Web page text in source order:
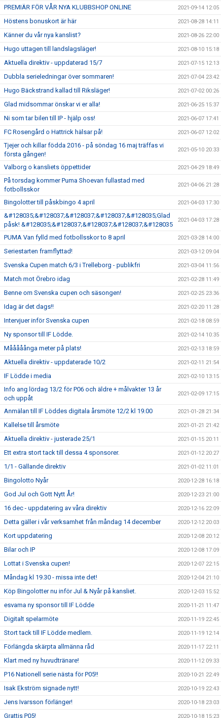
PREMIÄR FÖR VÅR NYA KLUBBSHOP ONLINE 2021-09-14 12:05
Höstens bonuskort är här 2021-08-28 14:11
Känner du vår nya kanslist? 2021-08-26 22:00
Hugo uttagen till landslagsläger! 2021-08-10 15:18
Aktuella direktiv - uppdaterad 15/7 2021-07-15 12:13
Dubbla serieledningar över sommaren! 2021-07-04 23:42
Hugo Bäckstrand kallad till Riksläger! 2021-07-02 00:26
Glad midsommar önskar vi er alla! 2021-06-25 15:37
Ni som tar bilen till IP - hjälp oss! 2021-06-07 17:41
FC Rosengård o Hattrick hälsar på! 2021-06-07 12:02
Tjejer och killar födda 2016 - på söndag 16 maj träffas vi
första gången!
2021-05-10 20:33
Valborg o kansliets öppettider 2021-04-29 18:49
På torsdag kommer Puma Shoevan fullastad med
fotbollsskor
2021-04-06 21:28
Bingolotter till påskbingo 4 april 2021-04-03 17:30
&#128035;&#128037;&#128037;&#128037;&#128035;Glad
påsk! &#128035;&#128037;&#128037;&#128037;&#128035
2021-04-03 17:28
PUMA Van fylld med fotbollsskor to 8 april 2021-03-28 14:00
Seriestarten framflyttad! 2021-03-12 09:04
Svenska Cupen match 6/3 i Trelleborg - publikfri 2021-03-04 11:56
Match mot Örebro idag 2021-02-28 11:49
Benne om Svenska cupen och säsongen! 2021-02-25 23:36
Idag är det dags!! 2021-02-20 11:28
Intervjuer inför Svenska cupen 2021-02-18 08:59
Ny sponsor till IF Lödde. 2021-02-14 10:35
Mååååånga meter på plats! 2021-02-13 18:59
Aktuella direktiv - uppdaterade 10/2 2021-02-11 21:54
IF Lödde i media 2021-02-10 13:15
Info ang lördag 13/2 för P06 och äldre + målvakter 13 år
och uppåt
2021-02-09 17:15
Anmälan till IF Löddes digitala årsmöte 12/2 kl 19.00 2021-01-28 21:34
Kallelse till årsmöte 2021-01-21 21:42
Aktuella direktiv - justerade 25/1 2021-01-15 20:11
Ett extra stort tack till dessa 4 sponsorer. 2021-01-12 20:27
1/1 - Gällande direktiv 2021-01-02 11:01
Bingolotto Nyår 2020-12-28 16:18
God Jul och Gott Nytt År! 2020-12-23 21:00
16 dec - uppdatering av våra direktiv 2020-12-16 22:09
Detta gäller i vår verksamhet från måndag 14 december 2020-12-12 20:03
Kort uppdatering 2020-12-08 20:12
Bilar och IP 2020-12-08 17:09
Lottat i Svenska cupen! 2020-12-07 22:15
Måndag kl 19.30 - missa inte det! 2020-12-04 21:10
Köp Bingolotter nu inför Jul & Nyår på kansliet. 2020-12-03 15:52
esvama ny sponsor till IF Lödde 2020-11-21 11:47
Digitalt spelarmöte 2020-11-19 22:45
Stort tack till IF Lödde medlem. 2020-11-19 12:14
Förlängda skärpta allmänna råd 2020-11-17 22:11
Klart med ny huvudtränare! 2020-11-12 09:33
P16 Nationell serie nästa för P05!! 2020-10-21 22:49
Isak Ekström signade nytt! 2020-10-19 22:43
Jens Ivarsson förlänger! 2020-10-18 23:03
Grattis P05! 2020-10-18 15:23